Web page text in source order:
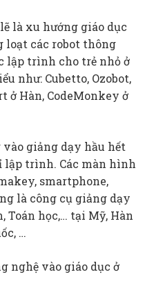
là xu hướng giáo dục
loạt các robot thông
lập trình cho trẻ nhỏ ở
như: Cubetto, Ozobot,
ở Hàn, CodeMonkey ở
vào giảng dạy hầu hết
lập trình. Các màn hình
smartphone,
là công cụ giảng dạy
Toán học,… tại Mỹ, Hàn
…